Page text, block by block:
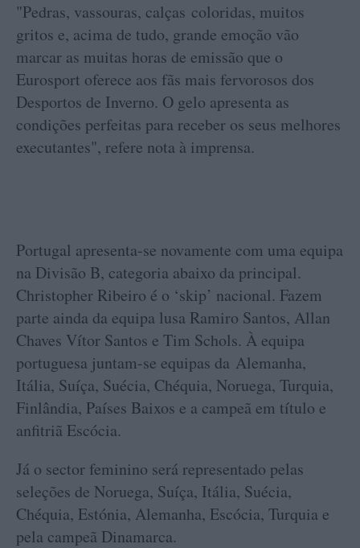
"Pedras, vassouras, calças coloridas, muitos
gritos e, acima de tudo, grande emoção vão
marcar as muitas horas de emissão que o
Eurosport oferece aos fãs mais fervorosos dos
Desportos de Inverno. O gelo apresenta as
condições perfeitas para receber os seus melhores
executantes", refere nota à imprensa.
Portugal apresenta-se novamente com uma equipa
na Divisão B, categoria abaixo da principal.
Christopher Ribeiro é o ‘skip’ nacional. Fazem
parte ainda da equipa lusa Ramiro Santos, Allan
Chaves Vítor Santos e Tim Schols. À equipa
portuguesa juntam-se equipas da Alemanha,
Itália, Suíça, Suécia, Chéquia, Noruega, Turquia,
Finlândia, Países Baixos e a campeã em título e
anfitriã Escócia.
Já o sector feminino será representado pelas
seleções de Noruega, Suíça, Itália, Suécia,
Chéquia, Estónia, Alemanha, Escócia, Turquia e
pela campeã Dinamarca.